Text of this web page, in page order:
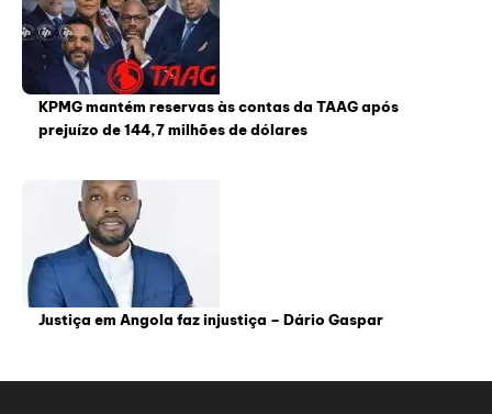
KPMG mantém reservas às contas da TAAG após
prejuízo de 144,7 milhões de dólares
Justiça em Angola faz injustiça – Dário Gaspar